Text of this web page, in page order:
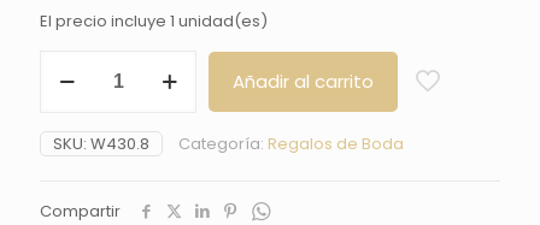
El precio incluye 1 unidad(es)
madera
personaliz.
P.G.Recuerdos
Añadir al carrito
SKU: W430.8 Categoría: Regalos de Boda
Compartir